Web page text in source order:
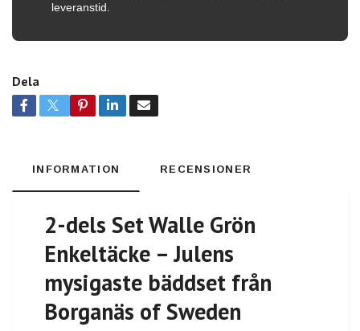
leveranstid.
Dela
INFORMATION RECENSIONER
2-dels Set Walle Grön
Enkeltäcke – Julens
mysigaste bäddset från
Borganäs of Sweden